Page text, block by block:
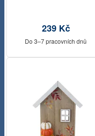
239 Kč
Do 3–7 pracovních dnů